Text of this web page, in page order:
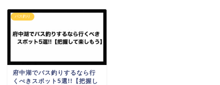
バス釣り
府中湖でバス釣りするなら行
くべきスポット5選!!【把握し